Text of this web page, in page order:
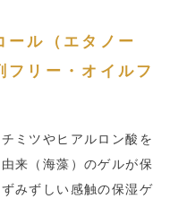
ール（エタノー
リー・オイルフ
ミツやヒアルロン酸を
来（海藻）のゲルが保
みずしい感触の保湿ゲ